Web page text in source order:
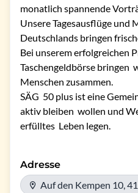
monatlich spannende
Unsere Tagesausflüge
Deutschlands bringen
Bei unserem erfolgreichen
Taschengeldbörse bringen
Menschen zusammen.
SÄG  50 plus ist eine
aktiv bleiben  wollen und
erfülltes  Leben legen.
Adresse
Auf den Kempen 10,